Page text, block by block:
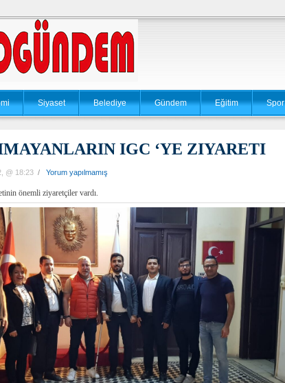
Siyaset Belediye Gündem Eğitim Spor
IGC ‘YE ZIYARETI
@ 18:23 / Yorum yapılmamış
önemli ziyaretçiler vardı.